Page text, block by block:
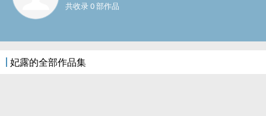
共收录 0 部作品
妃露的全部作品集